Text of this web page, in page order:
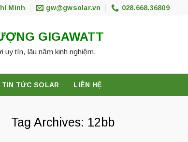
Minh gw@gwsolar.vn 028.668.36809
GIGAWATT
uy tín, lâu năm kinh nghiệm.
TIN TỨC SOLAR LIÊN HỆ
Tag Archives: 12bb